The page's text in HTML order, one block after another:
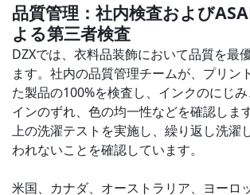
品質管理：社内検査および
よる第三者検査
DZXでは、衣料品装飾において品質を最
ます。社内の品質管理チームが、プリン
た製品の100%を検査し、インクのにじ
インのずれ、色の均一性などを確認しま
上の洗濯テストを実施し、繰り返し洗濯
われないことを確認しています。
米国、カナダ、オーストラリア、ヨーロ